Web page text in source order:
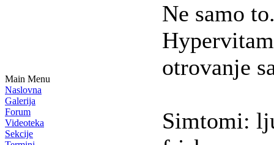
Main Menu
Naslovna
Galerija
Forum
Videoteka
Sekcije
Ne samo
otrovanje
Simtomi: